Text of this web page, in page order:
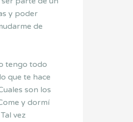
y poder
de
tengo todo
que te hace
son los
y dormí
vez